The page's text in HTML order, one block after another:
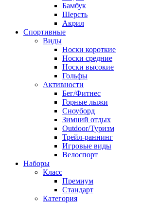
Бамбук
Шерсть
Акрил
Спортивные
Виды
Носки короткие
Носки средние
Носки высокие
Гольфы
Активности
Бег/Фитнес
Горные лыжи
Сноуборд
Зимний отдых
Outdoor/Туризм
Трейл-раннинг
Игровые виды
Велоспорт
Наборы
Класс
Премиум
Стандарт
Категория